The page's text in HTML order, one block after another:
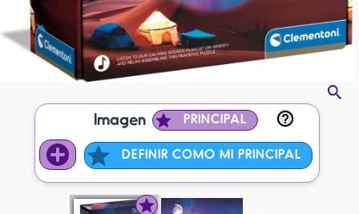
Imagen PRINCIPAL
DEFINIR COMO MI PRINCIPAL